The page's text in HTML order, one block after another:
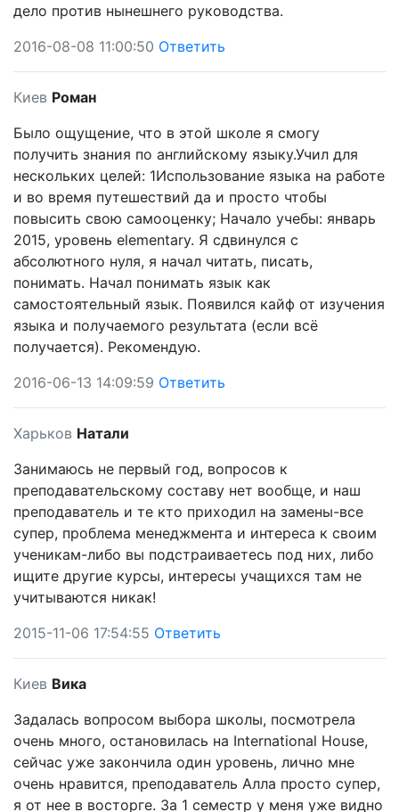
дело против нынешнего руководства.
2016-08-08 11:00:50 Ответить
Киев Роман
Было ощущение, что в этой школе я смогу
получить знания по английскому языку.Учил для
нескольких целей: 1Использование языка на работе
и во время путешествий да и просто чтобы
повысить свою самооценку; Начало учебы: январь
2015, уровень elementary. Я сдвинулся с
абсолютного нуля, я начал читать, писать,
понимать. Начал понимать язык как
самостоятельный язык. Появился кайф от изучения
языка и получаемого результата (если всё
получается). Рекомендую.
2016-06-13 14:09:59 Ответить
Харьков Натали
Занимаюсь не первый год, вопросов к
преподавательскому составу нет вообще, и наш
преподаватель и те кто приходил на замены-все
супер, проблема менеджмента и интереса к своим
ученикам-либо вы подстраиваетесь под них, либо
ищите другие курсы, интересы учащихся там не
учитываются никак!
2015-11-06 17:54:55 Ответить
Киев Вика
Задалась вопросом выбора школы, посмотрела
очень много, остановилась на International House,
сейчас уже закончила один уровень, лично мне
очень нравится, преподаватель Алла просто супер,
я от нее в восторге. За 1 семестр у меня уже видно